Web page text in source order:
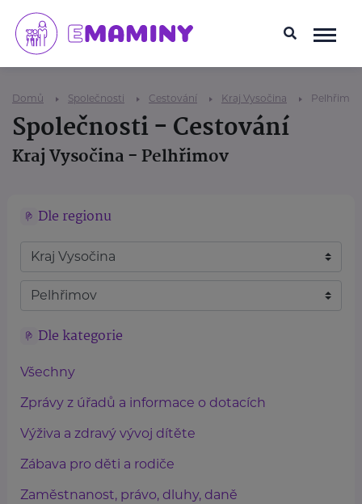
Domů Společnosti Cestování Kraj Vysočina Pelhřimov
Společnosti - Cestování
Kraj Vysočina - Pelhřimov
Dle regionu
Dle kategorie
Všechny
Zprávy z úřadů a informace o dotacích
Výživa a zdravý vývoj dítěte
Zábava pro děti a rodiče
Zaměstnanost, právo, dluhy, daně